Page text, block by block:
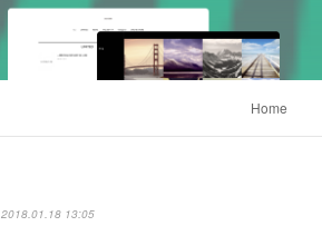
Home
2018.01.18 13:05